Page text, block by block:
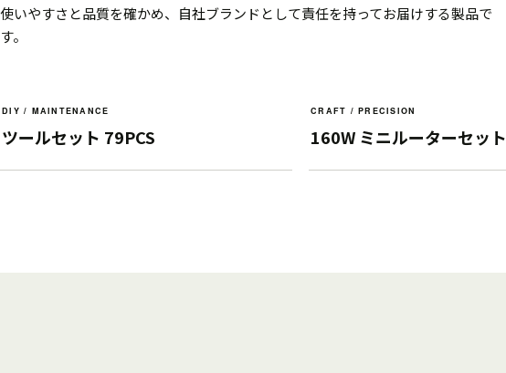
使いやすさと品質を確かめ、自社ブランドとして責任を持ってお届けする製品で
す。
DIY / MAINTENANCE
ツールセット 79PCS
CRAFT / PRECISION
160W ミニルーターセット